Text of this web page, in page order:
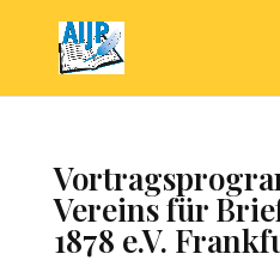
Vereins für
1878 e.V.